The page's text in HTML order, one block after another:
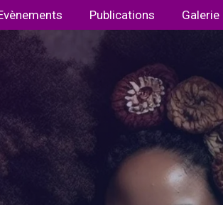
Publications Galerie